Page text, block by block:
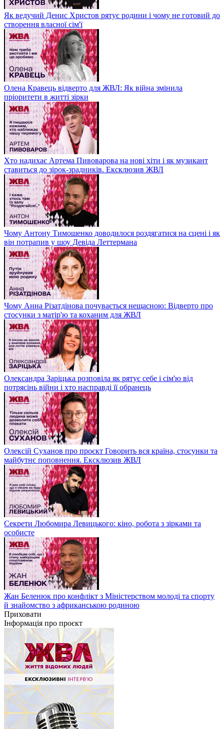
Як ведучий Денис Христов рятує родини і чому не готовий до
створення власної сім'ї
Олена Кравець відверто для ЖВЛ: Як війна змінила
пріоритети в житті зірки
Хто надихає Артема Пивоварова на нові хіти і як музикант
ставиться до зірок-зрадників. Ексклюзив ЖВЛ
Чому Антону Тимошенко доводилося роздягатися на сцені і як
він потрапив у шоу Девіда Леттермана
Чому Анна Різатдінова почувається нещасною: Відверто про
стосунки з матір'ю та коханим для ЖВЛ
Олександра Заріцька розповіла як рятує себе і сім'ю від
потрясінь війни і хто насправді її обранець
Олексій Суханов про проєкт Говорить вся країна, стосунки та
майбутнє поповнення. Ексклюзив ЖВЛ
Секрети Любомира Левицького: кіно, робота з зірками та
особисте
Жан Беленюк про конфлікт з Міністерством молоді та спорту
й знайомство з африканською родиною
Приховати
Інформація про проєкт